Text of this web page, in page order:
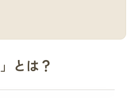
とは？